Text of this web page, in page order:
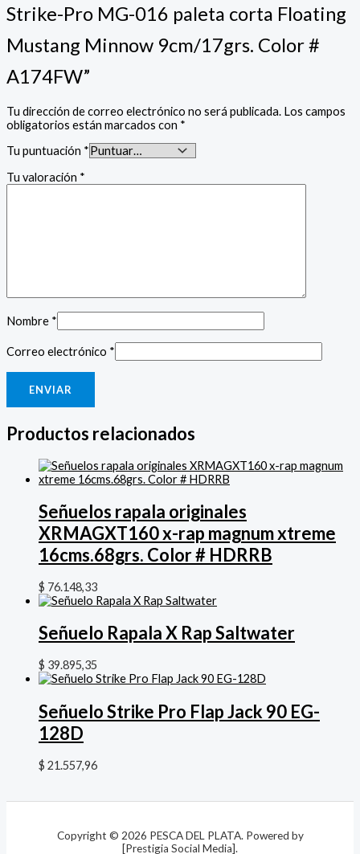
Strike-Pro MG-016 paleta corta Floating
Mustang Minnow 9cm/17grs. Color #
A174FW”
Tu dirección de correo electrónico no será publicada. Los campos
obligatorios están marcados con *
Tu puntuación *
Tu valoración *
Nombre *
Correo electrónico *
Productos relacionados
Señuelos rapala originales
XRMAGXT160 x-rap magnum xtreme
16cms.68grs. Color # HDRRB
$ 76.148,33
Señuelo Rapala X Rap Saltwater
$ 39.895,35
Señuelo Strike Pro Flap Jack 90 EG-
128D
$ 21.557,96
Copyright © 2026 PESCA DEL PLATA. Powered by
[Prestigia Social Media].